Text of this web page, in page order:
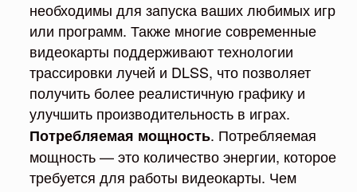
необходимы для запуска ваших любимых игр
или программ. Также многие современные
видеокарты поддерживают технологии
трассировки лучей и DLSS, что позволяет
получить более реалистичную графику и
улучшить производительность в играх.
Потребляемая мощность. Потребляемая
мощность — это количество энергии, которое
требуется для работы видеокарты. Чем